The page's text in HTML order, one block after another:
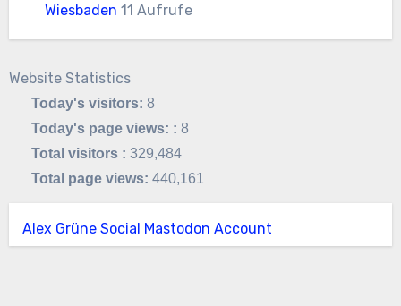
Wiesbaden 11 Aufrufe
Website Statistics
Today's visitors:8
Today's page views: :8
Total visitors :329,484
Total page views:440,161
Alex Grüne Social Mastodon Account